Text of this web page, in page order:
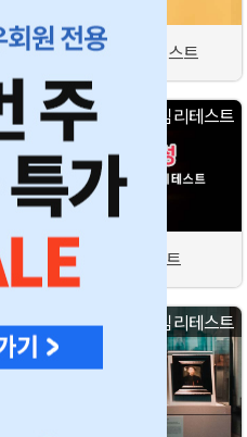
간단 성격 심리테스트
심리테스트
적성 심리테스트
심리테스트